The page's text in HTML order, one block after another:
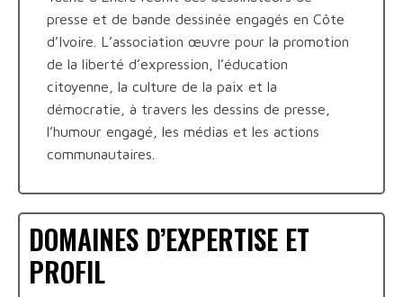
presse et de bande dessinée engagés en Côte
d’Ivoire. L’association œuvre pour la promotion
de la liberté d’expression, l’éducation
citoyenne, la culture de la paix et la
démocratie, à travers les dessins de presse,
l’humour engagé, les médias et les actions
communautaires.
DOMAINES D’EXPERTISE ET
PROFIL